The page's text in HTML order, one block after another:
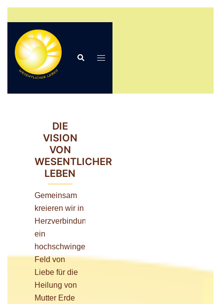
Inhalt
springen
Suche Menü
DIE
VISION
VON
WESENTLICHER
LEBEN
Gemeinsam
kreieren wir in
Herzverbindung
ein
hochschwingendes
Feld von
Liebe für die
Heilung von
Mutter Erde